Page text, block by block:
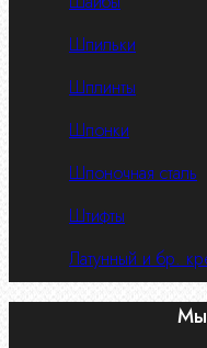
Шпильки
Шплинты
Шпонки
Шпоночная сталь
Штифты
Латунный и бр.
Мы